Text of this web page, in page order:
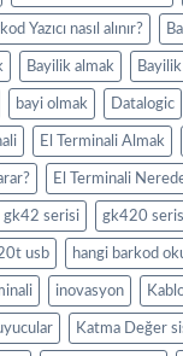
Yazıcı nasıl alınır?
Bayilik almak
bayi olmak Datalogic
El Terminali Almak
El Terminali
gk42 serisi gk420
usb hangi barkod
inovasyon
Katma Değer